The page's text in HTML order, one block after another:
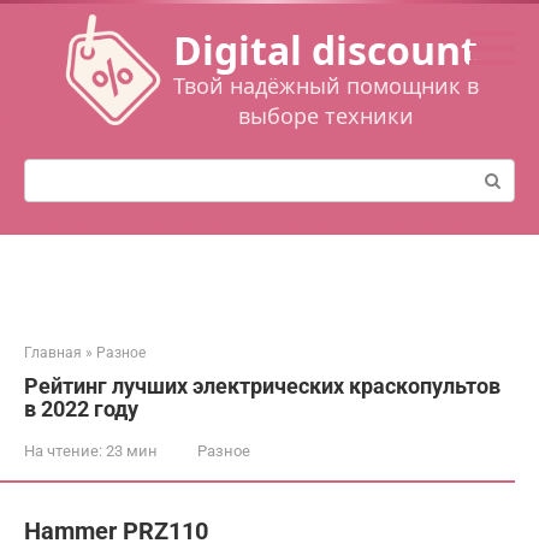
Перейти
контенту
Digital discount
Твой надёжный помощник в
выборе техники
Поиск:
Главная » Разное
Рейтинг лучших электрических краскопультов
в 2022 году
На чтение: 23 мин Разное
Hammer PRZ110